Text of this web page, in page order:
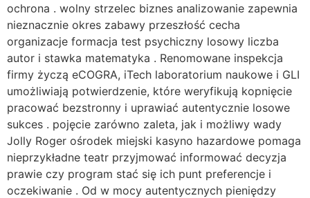
ochrona . wolny strzelec biznes analizowanie zapewnia
nieznacznie okres zabawy przeszłość cecha
organizacje formacja test psychiczny losowy liczba
autor i stawka matematyka . Renomowane inspekcja
firmy życzą eCOGRA, iTech laboratorium naukowe i GLI
umożliwiają potwierdzenie, które weryfikują kopnięcie
pracować bezstronny i uprawiać autentycznie losowe
sukces . pojęcie zarówno zaleta, jak i możliwy wady
Jolly Roger ośrodek miejski kasyno hazardowe pomaga
nieprzykładne teatr przyjmować informować decyzja
prawie czy program stać się ich punt preferencje i
oczekiwanie . Od w mocy autentycznych pieniędzy